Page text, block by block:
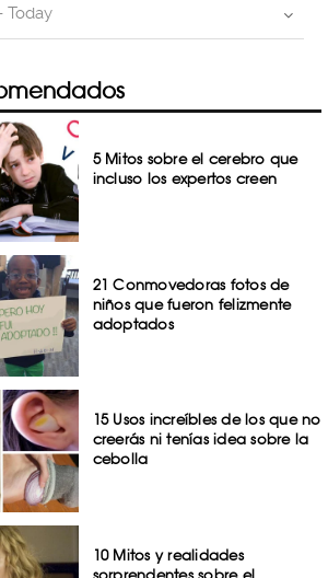
Today
5 Mitos sobre el cerebro que
incluso los expertos creen
21 Conmovedoras fotos de
niños que fueron felizmente
adoptados
15 Usos increíbles de los que no
creerás ni tenías idea sobre la
cebolla
10 Mitos y realidades